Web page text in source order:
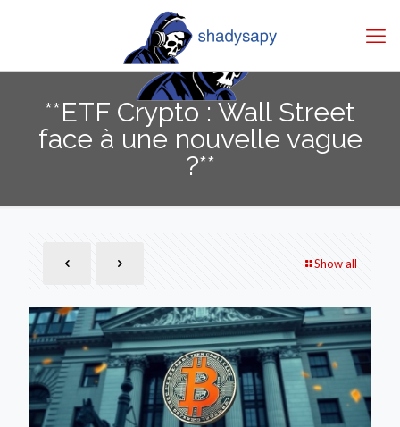
**ETF Crypto : Wall Street
face à une nouvelle vague
?**
Show all